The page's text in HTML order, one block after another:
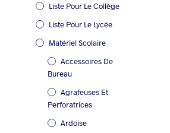
Liste Pour Le Collège
Liste Pour Le Lycée
Matériel Scolaire
Accessoires De
Bureau
Agrafeuses Et
Perforatrices
Ardoise